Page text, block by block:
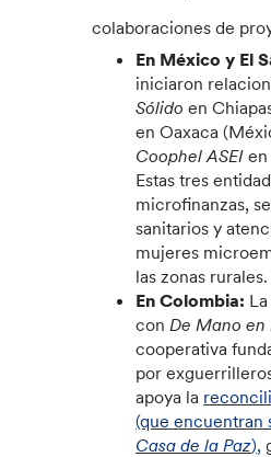
colaboraciones de
En México y El
iniciaron
Sólido en
en Oaxaca
Coophel ASEI en
Estas tres
microfinanzas,
sanitarios y
mujeres
las zonas rurales.
En Colombia:
conDe Mano en
cooperativa
por
apoya la
(que encuentran
Casa de la Paz),